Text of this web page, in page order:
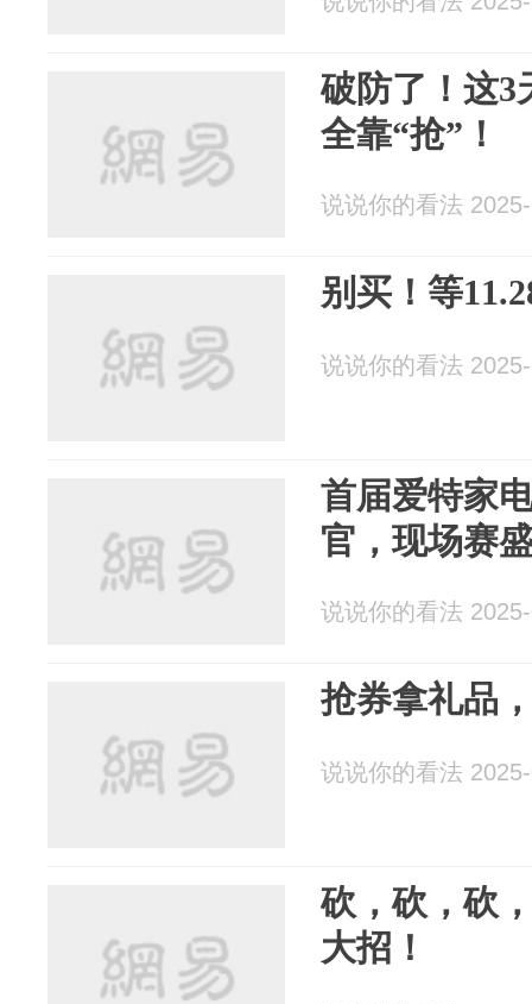
破防了！这3
全靠“抢”！
说说你的看法
别买！等
说说你的看法
首届爱特家
官，现场赛
说说你的看法
抢券拿礼品
说说你的看法
砍，砍，砍
大招！